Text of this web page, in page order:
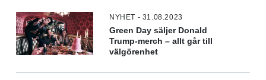
NYHET - 31.08.2023
Green Day säljer Donald
Trump-merch – allt går till
välgörenhet